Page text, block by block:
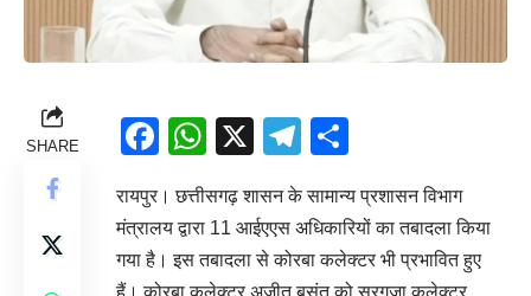
SHARE Facebook
WhatsApp
X Telegram
रायपुर। छत्तीसगढ़ शासन के सामान्य प्रशासन विभाग
मंत्रालय द्वारा 11 आईएएस अधिकारियों का तबादला किया
गया है। इस तबादला से कोरबा कलेक्टर भी प्रभावित हुए